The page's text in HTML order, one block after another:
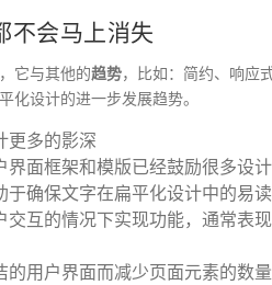
不会马上消失
它与其他的趋势，比如：简约、响应
化设计的进一步发展趋势。
更多的影深
面框架和模版已经鼓励很多设
确保文字在扁平化设计中的易
互的情况下实现功能，通常表
用户界面而减少页面元素的数量